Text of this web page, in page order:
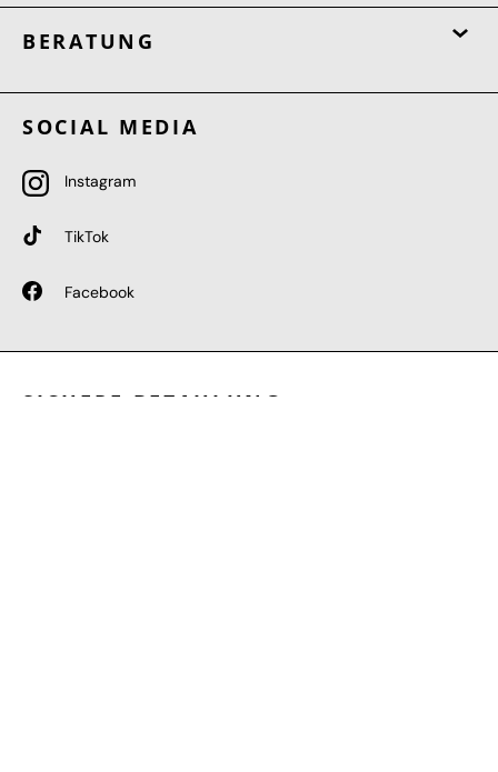
BERATUNG
SOCIAL MEDIA
Instagram
TikTok
Facebook
SICHERE BEZAHLUNG